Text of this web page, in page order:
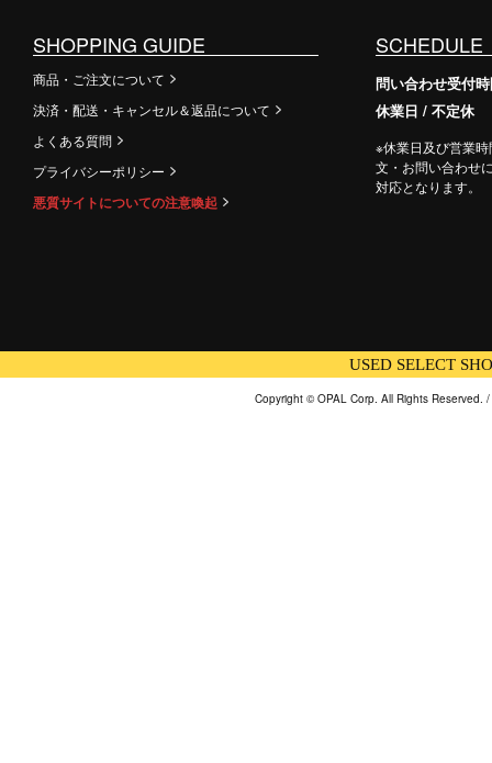
SHOPPING GUIDE
商品・ご注文について
決済・配送・キャンセル＆返品について
よくある質問
プライバシーポリシー
悪質サイトについての注意喚起
SCHEDULE
問い合わせ受付
休業日 / 不定休
※休業日及び営業
文・お問い合わせ
対応となります。
USED SELECT
Copyright © OPAL Corp. All Rights Reserved. /